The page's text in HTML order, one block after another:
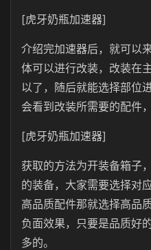
[虎牙奶瓶加速器]
介绍完加速器后，就可以
体可以进行改装，改装在
以了，随后就能选择部位
会看到改装所需要的配件
[虎牙奶瓶加速器]
获取的方法为开装备箱子
的装备，大家需要选择对
高品质配件那就选择高品
负面效果，只要是品质好
多的。